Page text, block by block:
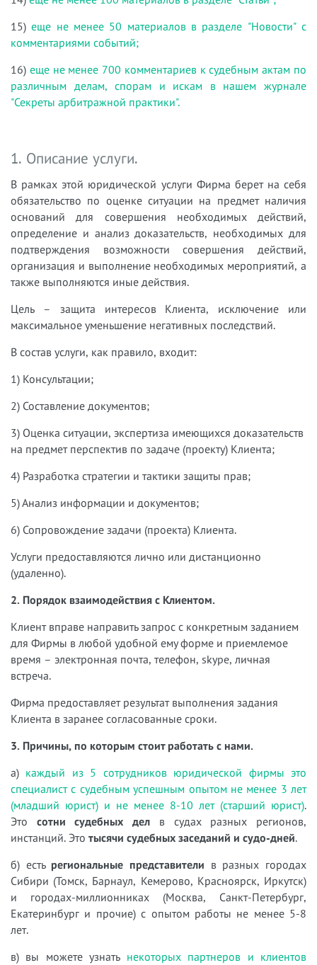
15)еще не менее 50 материалов в разделе "Новости" с
комментариями событий;
16) еще не менее 700 комментариев к судебным актам по
различным делам, спорам и искам в нашем журнале
"Секреты арбитражной практики".
1. Описание услуги.
В рамках этой юридической услуги Фирма берет на себя
обязательство по оценке ситуации на предмет наличия
оснований для совершения необходимых действий,
определение и анализ доказательств, необходимых для
подтверждения возможности совершения действий,
организация и выполнение необходимых мероприятий, а
также выполняются иные действия.
Цель – защита интересов Клиента, исключение или
максимальное уменьшение негативных последствий.
В состав услуги, как правило, входит:
1) Консультации;
2) Составление документов;
3) Оценка ситуации, экспертиза имеющихся доказательств
на предмет перспектив по задаче (проекту) Клиента;
4) Разработка стратегии и тактики защиты прав;
5) Анализ информации и документов;
6) Сопровождение задачи (проекта) Клиента.
Услуги предоставляются лично или дистанционно
(удаленно).
2. Порядок взаимодействия с Клиентом.
Клиент вправе направить запрос с конкретным заданием
для Фирмы в любой удобной ему форме и приемлемое
время – электронная почта, телефон, skype, личная
встреча.
Фирма предоставляет результат выполнения задания
Клиента в заранее согласованные сроки.
3. Причины, по которым стоит работать с нами.
а) каждый из 5 сотрудников юридической фирмы это
специалист с судебным успешным опытом не менее 3 лет
(младший юрист) и не менее 8-10 лет (старший юрист).
Это сотни судебных дел в судах разных регионов,
инстанций. Это тысячи судебных заседаний и судо-дней.
б) есть региональные представители в разных городах
Сибири (Томск, Барнаул, Кемерово, Красноярск, Иркутск)
и городах-миллионниках (Москва, Санкт-Петербург,
Екатеринбург и прочие) с опытом работы не менее 5-8
лет.
в) вы можете узнать некоторых партнеров и клиентов